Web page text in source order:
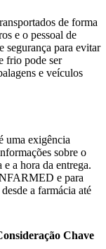
de forma
e o pessoal de
segurança para evitar
frio pode ser
e veículos
uma exigência
sobre o
a hora da entrega.
e para
a farmácia até
Chave